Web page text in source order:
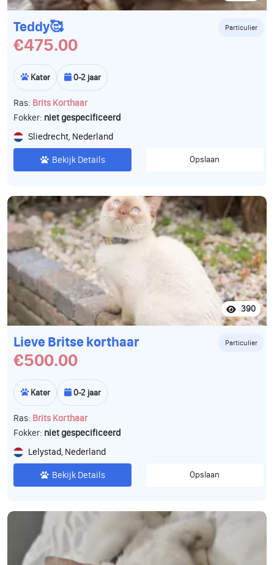
Teddy🥰 Particulier
€475.00
Kater 0-2 jaar
Ras: Brits Korthaar
Fokker: niet gespecificeerd
Sliedrecht, Nederland
Bekijk Details Opslaan
390
Lieve Britse korthaar Particulier
€500.00
Kater 0-2 jaar
Ras: Brits Korthaar
Fokker: niet gespecificeerd
Lelystad, Nederland
Bekijk Details Opslaan